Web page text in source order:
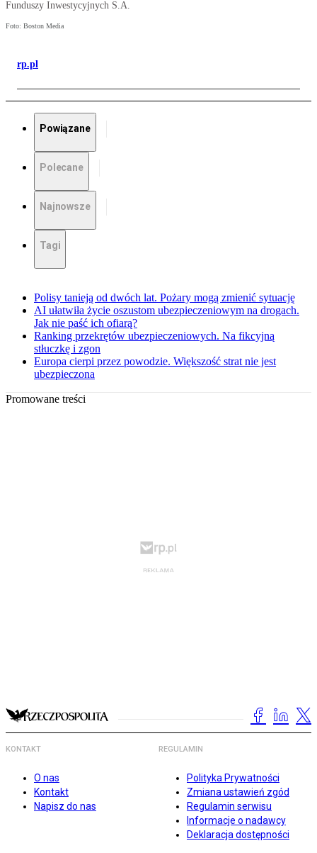
Funduszy Inwestycyjnych S.A.
Foto: Boston Media
rp.pl
Powiązane
Polecane
Najnowsze
Tagi
Polisy tanieją od dwóch lat. Pożary mogą zmienić sytuację
AI ułatwiła życie oszustom ubezpieczeniowym na drogach.
Jak nie paść ich ofiarą?
Ranking przekrętów ubezpieczeniowych. Na fikcyjną
stłuczkę i zgon
Europa cierpi przez powodzie. Większość strat nie jest
ubezpieczona
Promowane treści
KONTAKT
O nas
Kontakt
Napisz do nas
REGULAMIN
Polityka Prywatności
Zmiana ustawień zgód
Regulamin serwisu
Informacje o nadawcy
Deklaracja dostępności